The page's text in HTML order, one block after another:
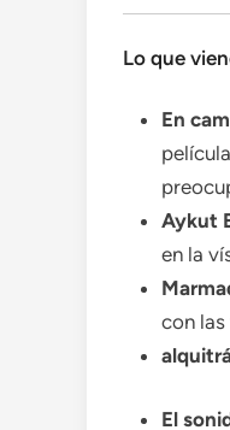
Lo que
En
Aykut
en la
con las
El